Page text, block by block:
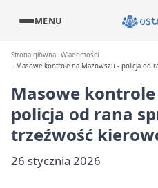
MENU
Strona główna Wiadomości
Masowe kontrole na Mazowszu - policja od
Masowe
policja od rana
trzeźwość
26 stycznia 2026